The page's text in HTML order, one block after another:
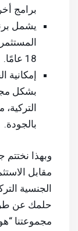
برامج
يشمل
18 عامًا.
بشكل
بالجودة.
وبهذا نختتم
مقابل
الجنسية
حلمك عن
مجموعتنا